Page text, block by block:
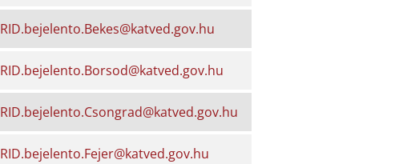
RID.bejelento.Bekes@katved.gov.hu
RID.bejelento.Borsod@katved.gov.hu
RID.bejelento.Csongrad@katved.gov.hu
RID.bejelento.Fejer@katved.gov.hu